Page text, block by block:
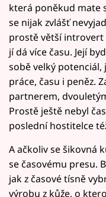
která poněkud mate
se nijak zvlášť
prostě větší introvert
jí dá více času. Její
sobě velký
práce, času i peněz.
partnerem,
Prostě ještě nebyl
poslední hostitelce
A ačkoliv se šikovná
se časovému presu.
jak z časové tísně
výrobu z kůže, o